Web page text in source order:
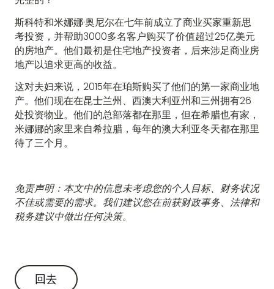
斯科特和米娜娜·奥尼尔在七年前成立了商业买家重新思
考投资，并帮助3000多名客户购买了价值超过25亿美元
的房地产。他们最初是住宅地产投资者，后来涉足商业房
地产以追求更高的收益。
这对夫妇来说，2015年在珀斯购买了他们的第一家商业地
产。他们现在在昆士兰州、西澳大利亚州和三州拥有26
处投资物业。他们的总部落都在那里，但在希腊也有家，
米娜娜的家里来自希拉腊，每年的澳大利亚冬天都在那里
待了三个月。
免责声明：本文中的信息未考虑您的个人目标、财务状况
不佳或需要的需求。我们建议您在前获财政事务、法律和
税务建议中做出任何决策。
回去